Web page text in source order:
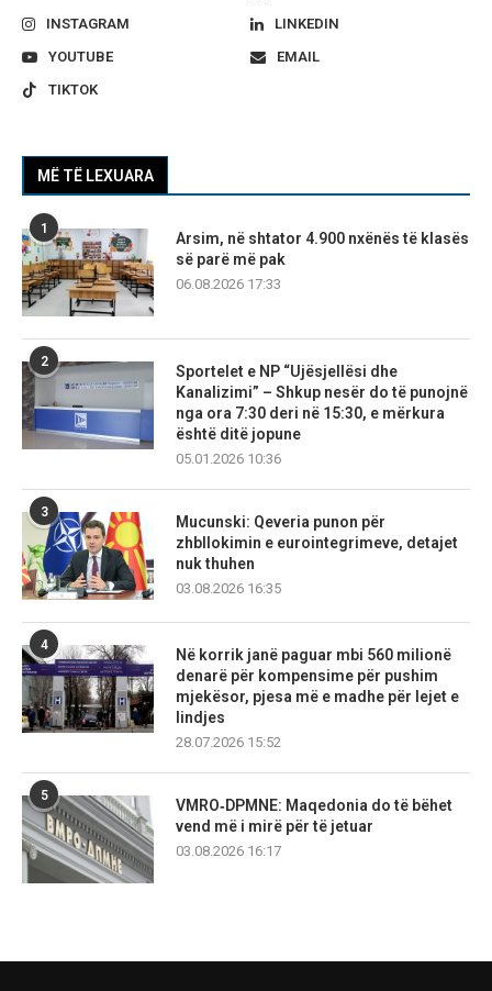
INSTAGRAM
LINKEDIN
YOUTUBE
EMAIL
TIKTOK
MË TË LEXUARA
1
Arsim, në shtator 4.900 nxënës të klasës
së parë më pak
06.08.2026 17:33
2
Sportelet e NP “Ujësjellësi dhe
Kanalizimi” – Shkup nesër do të punojnë
nga ora 7:30 deri në 15:30, e mërkura
është ditë jopune
05.01.2026 10:36
3
Mucunski: Qeveria punon për
zhbllokimin e eurointegrimeve, detajet
nuk thuhen
03.08.2026 16:35
4
Në korrik janë paguar mbi 560 milionë
denarë për kompensime për pushim
mjekësor, pjesa më e madhe për lejet e
lindjes
28.07.2026 15:52
5
VMRO‑DPMNE: Maqedonia do të bëhet
vend më i mirë për të jetuar
03.08.2026 16:17